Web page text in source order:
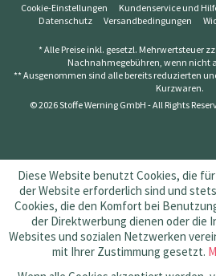
Cookie-Einstellungen Kundenservice und
Datenschutz
Versandbedingungen
* Alle Preise inkl. gesetzl. Mehrwertsteuer
Nachnahmegebühren, wenn nicht
** Ausgenommen sind alle bereits reduzierten
Kurzwaren.
© 2026 Stoffe Werning GmbH - All Rights
Diese Website benutzt Cookies, die
der Website erforderlich sind und
Cookies, die den Komfort bei
der Direktwerbung dienen oder die
Websites und sozialen Netzwerken
mit Ihrer Zustimmung gesetzt.